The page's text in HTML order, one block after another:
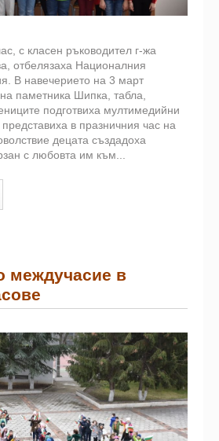
с класен ръководител г-жа
отбелязаха Националния
В навечерието на 3 март
паметника Шипка, табла,
подготвиха мултимедийни
в празничния час на
децата създадоха
с любовта им към...
междучасие в